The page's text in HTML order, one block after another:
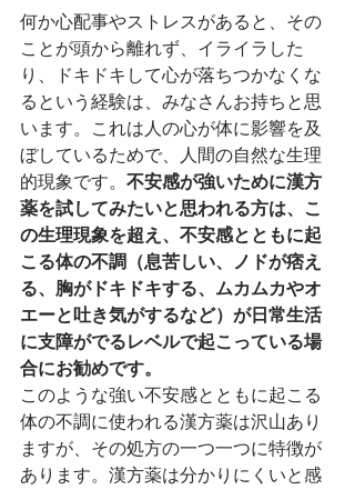
何か心配事やストレスがあると、その
ことが頭から離れず、イライラした
り、ドキドキして心が落ちつかなくな
るという経験は、みなさんお持ちと思
います。これは人の心が体に影響を及
ぼしているためで、人間の自然な生理
的現象です。 不安感が強いために漢方
薬を試してみたいと思われる方は、こ
の生理現象を超え、不安感とともに起
こる体の不調（息苦しい、ノドが痞え
る、胸がドキドキする、ムカムカやオ
エーと吐き気がするなど）が日常生活
に支障がでるレベルで起こっている場
合にお勧めです。
このような強い不安感とともに起こる
体の不調に使われる漢方薬は沢山あり
ますが、その処方の一つ一つに特徴が
あります。漢方薬は分かりにくいと感